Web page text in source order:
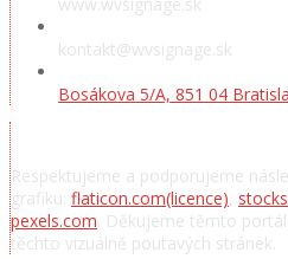
kontakt@wvsignage.sk
Bosákova 5/A, 851 04
Respektujeme a podporujeme
grafiku: flaticon.com(licence),
pexels.com . Děkujeme těmto
těchto vizuálně poutavých stránek.